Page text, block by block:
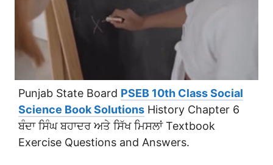
Punjab State Board PSEB 10th Class Social
Science Book Solutions History Chapter 6
ਬੰਦਾ ਸਿੰਘ ਬਹਾਦਰ ਅਤੇ ਸਿੱਖ ਮਿਸਲਾਂ Textbook
Exercise Questions and Answers.